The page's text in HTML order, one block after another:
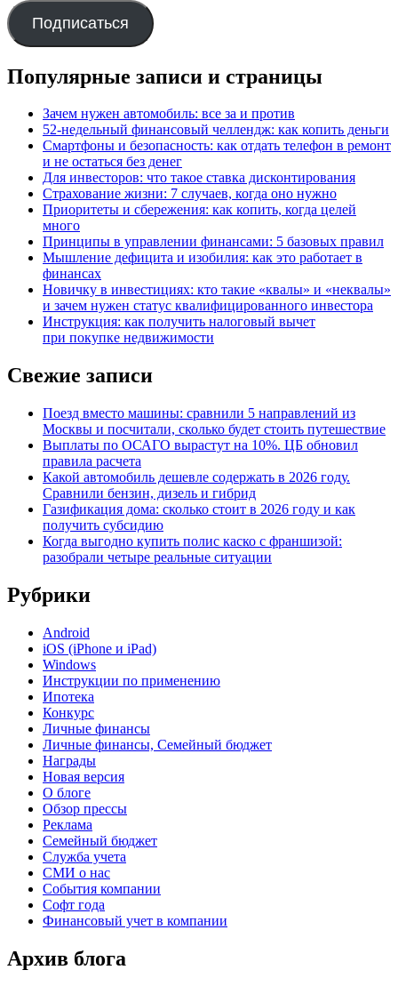
адрес
Подписаться
Популярные записи и страницы
Зачем нужен автомобиль: все за и против
52-недельный финансовый челлендж: как копить деньги
Смартфоны и безопасность: как отдать телефон в ремонт
и не остаться без денег
Для инвесторов: что такое ставка дисконтирования
Страхование жизни: 7 случаев, когда оно нужно
Приоритеты и сбережения: как копить, когда целей
много
Принципы в управлении финансами: 5 базовых правил
Мышление дефицита и изобилия: как это работает в
финансах
Новичку в инвестициях: кто такие «квалы» и «неквалы»
и зачем нужен статус квалифицированного инвестора
Инструкция: как получить налоговый вычет
при покупке недвижимости
Свежие записи
Поезд вместо машины: сравнили 5 направлений из
Москвы и посчитали, сколько будет стоить путешествие
Выплаты по ОСАГО вырастут на 10%. ЦБ обновил
правила расчета
Какой автомобиль дешевле содержать в 2026 году.
Сравнили бензин, дизель и гибрид
Газификация дома: сколько стоит в 2026 году и как
получить субсидию
Когда выгодно купить полис каско с франшизой:
разобрали четыре реальные ситуации
Рубрики
Android
iOS (iPhone и iPad)
Windows
Инструкции по применению
Ипотека
Конкурс
Личные финансы
Личные финансы, Семейный бюджет
Награды
Новая версия
О блоге
Обзор прессы
Реклама
Семейный бюджет
Служба учета
СМИ о нас
События компании
Софт года
Финансовый учет в компании
Архив блога